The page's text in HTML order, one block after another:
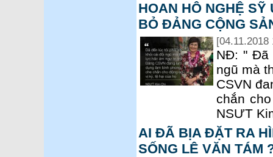
HOAN HÔ NGHỆ SỸ
BỎ ĐẢNG CỘNG
[04.11.2018
NĐ: " Đã
ngũ mà
CSVN
chắn
NSƯT
AI ĐÃ BỊA ĐẶT RA
SỐNG LÊ VĂN TÁM